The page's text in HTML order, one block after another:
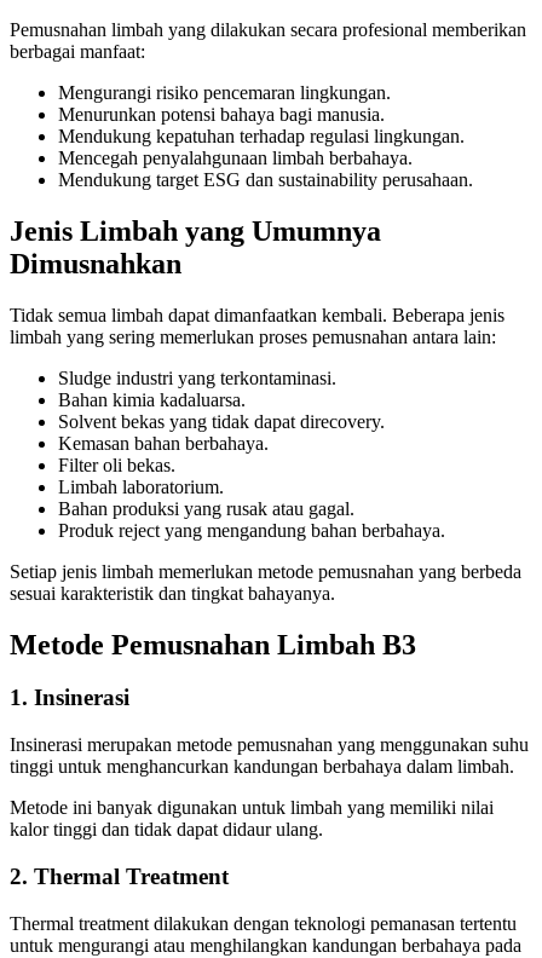
Pemusnahan limbah yang dilakukan secara profesional memberikan
berbagai manfaat:
Mengurangi risiko pencemaran lingkungan.
Menurunkan potensi bahaya bagi manusia.
Mendukung kepatuhan terhadap regulasi lingkungan.
Mencegah penyalahgunaan limbah berbahaya.
Mendukung target ESG dan sustainability perusahaan.
Jenis Limbah yang Umumnya
Dimusnahkan
Tidak semua limbah dapat dimanfaatkan kembali. Beberapa jenis
limbah yang sering memerlukan proses pemusnahan antara lain:
Sludge industri yang terkontaminasi.
Bahan kimia kadaluarsa.
Solvent bekas yang tidak dapat direcovery.
Kemasan bahan berbahaya.
Filter oli bekas.
Limbah laboratorium.
Bahan produksi yang rusak atau gagal.
Produk reject yang mengandung bahan berbahaya.
Setiap jenis limbah memerlukan metode pemusnahan yang berbeda
sesuai karakteristik dan tingkat bahayanya.
Metode Pemusnahan Limbah B3
1. Insinerasi
Insinerasi merupakan metode pemusnahan yang menggunakan suhu
tinggi untuk menghancurkan kandungan berbahaya dalam limbah.
Metode ini banyak digunakan untuk limbah yang memiliki nilai
kalor tinggi dan tidak dapat didaur ulang.
2. Thermal Treatment
Thermal treatment dilakukan dengan teknologi pemanasan tertentu
untuk mengurangi atau menghilangkan kandungan berbahaya pada